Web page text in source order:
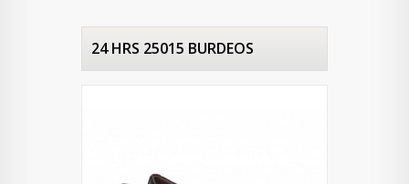
24 HRS 25015 BURDEOS